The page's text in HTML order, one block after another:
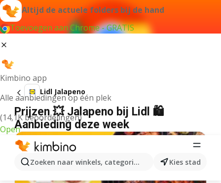
Altijd de actuele folders bij de hand
Toevoegen aan Chrome - GRATIS
Kimbino app
Alle aanbiedingen op één plek
(14,1K beoordelingen)
Open
Zoeken naar winkels, categorieën, producten...
Kies stad
Lidl Jalapeno
Prijzen 💥 Jalapeno bij Lidl 🛍️
Aanbieding deze week